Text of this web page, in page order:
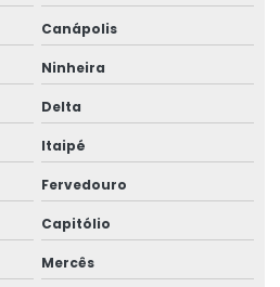
Canápolis
Ninheira
Delta
Itaipé
Fervedouro
Capitólio
Mercês